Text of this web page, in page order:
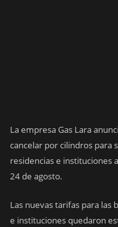
La empresa Gas Lara
cancelar por cilindros para
residencias e instituciones
24 de agosto.
Las nuevas tarifas para las
e instituciones quedaron